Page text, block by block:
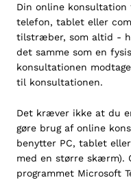
Din online konsultation
telefon, tablet eller
tilstræber, som altid -
det samme som en
konsultationen
til konsultationen.
Det kræver ikke at du
gøre brug af online
benytter PC, tablet
med en større skærm).
programmet Microsoft